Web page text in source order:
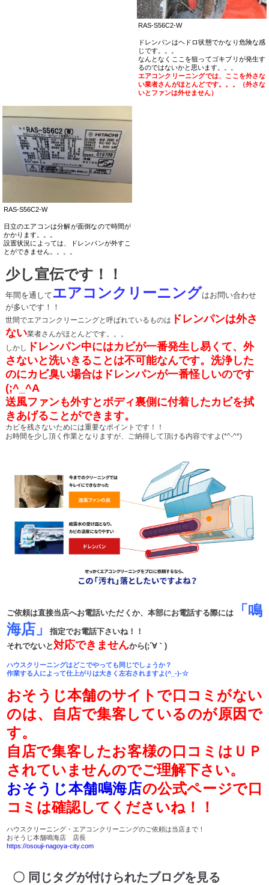
RAS-S56C2-W
ドレンパンはヘドロ状態でかなり危険な感
じです。。。
なんとなくここを狙ってゴキブリが発生す
るのではないかと思います。。。
エアコンクリーニングでは、ここを外さな
い業者さんがほとんどです。。。（外さな
いとファンは外せません）
RAS-S56C2-W
日立のエアコンは分解が面倒なので時間が
かかります。。。
設置状況によっては、ドレンパンが外すこ
とができません。。。。
少し宣伝です！！
年間を通してエアコンクリーニングはお問い合わせ
が多いです！！
世間でエアコンクリーニングと呼ばれているものは
ドレンパンは外さ
ない業者さんがほとんどです。。。
しかし
ドレンパン中にはカビが一番発生し易くて、外
さないと洗いきることは不可能なんです。洗浄した
のにカビ臭い場合はドレンパンが一番怪しいのです
(;^_^A
送風ファンも外すとボディ裏側に付着したカビを拭
きあげることができます。
カビを残さないためには重要なポイントです！！
お時間を少し頂く作業となりますが、ご納得して頂ける内容ですよ(*^-^*)
ご依頼は直接当店へお電話いただくか、本部にお電話する際には「鳴
海店」指定でお電話下さいね！！
それでないと対応できませんから(;´∀｀)
ハウスクリーニングはどこでやっても同じでしょうか？
作業する人によって仕上がりは大きく左右されますよ(^_-)-☆
おそうじ本舗のサイトで口コミがない
のは、自店で集客しているのが原因で
す。
自店で集客したお客様の口コミはＵＰ
されていませんのでご理解下さい。
おそうじ本舗鳴海店の公式ページで口
コミは確認してくださいね！！
ハウスクリーニング・エアコンクリーニングのご依頼は当店まで！
おそうじ本舗鳴海店 店長
https://osouji-nagoya-city.com
同じタグが付けられたブログを見る